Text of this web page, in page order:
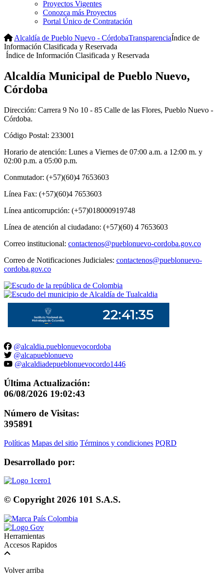
Proyectos Vigentes
Conozca más Proyectos
Portal Único de Contratación
Alcaldía de Pueblo Nuevo - CórdobaTransparenciaÍndice de
Información Clasificada y Reservada
Índice de Información Clasificada y Reservada​
Alcaldía Municipal de Pueblo Nuevo,
Córdoba
Dirección: Carrera 9 No 10 - 85 Calle de las Flores, Pueblo Nuevo -
Córdoba.
Código Postal: 233001
Horario de atención: Lunes a Viernes de 07:00 a.m. a 12:00 m. y
02:00 p.m. a 05:00 p.m.
Conmutador: (+57)(60)4 7653603
Línea Fax: (+57)(60)4 7653603
Línea anticorrupción: (+57)018000919748
Línea de atención al ciudadano: (+57)(60) 4 7653603
Correo institucional: contactenos@pueblonuevo-cordoba.gov.co
Correo de Notificaciones Judiciales: contactenos@pueblonuevo-
cordoba.gov.co
@alcaldia.pueblonuevocordoba
@alcapueblonuevo
@alcaldiadepueblonuevocordo1446
Última Actualización:
06/08/2026 19:02:43
Número de Visitas:
395891
Políticas Mapas del sitio Términos y condiciones PQRD
Desarrollado por:
© Copyright 2026 101 S.A.S.
Herramientas
Accesos Rapidos
Volver arriba